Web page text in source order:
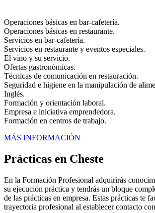
Operaciones básicas en bar-cafetería.
Operaciones básicas en restaurante.
Servicios en bar-cafetería.
Servicios en restaurante y eventos especiales.
El vino y su servicio.
Ofertas gastronómicas.
Técnicas de comunicación en restauración.
Seguridad e higiene en la manipulación de
Inglés.
Formación y orientación laboral.
Empresa e iniciativa emprendedora.
Formación en centros de trabajo.
MÁS INFORMACIÓN
Prácticas en Cheste
En la Formación Profesional adquirirás
su ejecución práctica y tendrás un bloque
de las prácticas en empresa. Estas prácticas te
trayectoria profesional al establecer contacto